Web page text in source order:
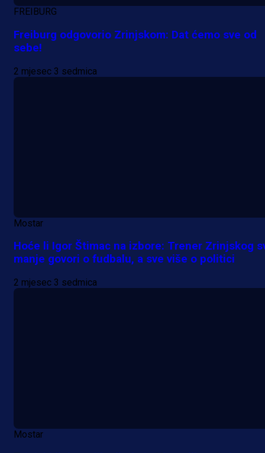
Kako je ocijenjen nastup
FREIBURG
Freiburg odgovorio Zrinjskom: Dat ćemo sve od
sebe!
2 mjesec 3 sedmica
Mostar
Hoće li Igor Štimac na izbore: Trener Zrinjskog
manje govori o fudbalu, a sve više o politici
2 mjesec 3 sedmica
Mostar